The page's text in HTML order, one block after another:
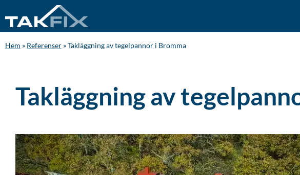
Hem » Referenser »Takläggning av tegelpannor i Bromma
Takläggning av